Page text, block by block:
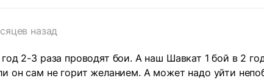
назад
2-3 раза проводят бои. А наш Шавкат 1 бой в 2
он сам не горит желанием. А может надо уйти